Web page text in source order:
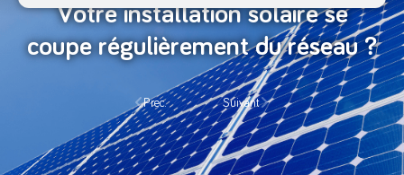
Votre installation solaire se
coupe régulièrement du réseau ?
Prec. Suivant